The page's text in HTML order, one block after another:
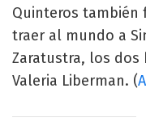
Quinteros también
traer al mundo a
Zaratustra, los dos
Valeria Liberman. (